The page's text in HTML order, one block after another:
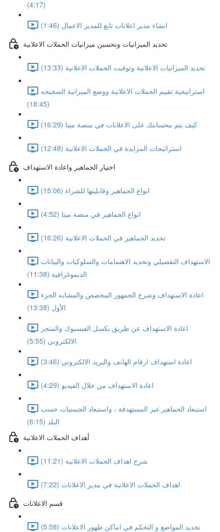
(4:17)
انشاء مدير اعلانات تابع للمدير الاعمال (1:46)
تحديد الميزانيات وتحسين ميزانيات الحملات الاعلانية
تحديد الميزانيات الاعلانية وتوقيت الحملات الاعلانية (13:33)
استراتيجية تقييم الحملات الاعلانية ووضع الميزانية الصحيحه
(18:45)
كيف يتم محسابتك على الاعلانات في منصة ميتا (16:29)
استراتيجات المزايدة في الحملات الاعلانية (12:48)
اختيار الجماهير واعادة الاستهداف
انواع الجماهير وقابليتها للشراء (15:06)
انواع الجماهير في منصة ميتا (4:52)
تحديد الجماهير في الحملات الاعلانية (16:26)
الاستهداف التفصيلي وتحديد الاهتمامات والسلوكيات والبيانات
الديموغرافية (11:38)
اعادة الاستهداف وشرح الجمهور المخصص والمشابه الجزء
الأول (13:38)
اعادة الاستهداف عن طريق بكسل الفيسبوك والمتجر
الالكتروني (5:55)
اعادة استهداف ارقام الهاتف والبريد الالكتروني (3:46)
اعادة الاستهداف من خلال الفيديو (4:29)
استبعاد الجماهير غير المستهدفة ، واستبعاد الجنسيات حسب
البلد (6:15)
أهداف الحملات الاعلانية
شرح اهداف الحملات الاعلانية (11:21)
اهداف الحملات الاعلانية في مدير الاعلانات (7:22)
قسم الاعلانات
تحديد المواضع و التحكم في اماكن ظهور الاعلانات (5:58)